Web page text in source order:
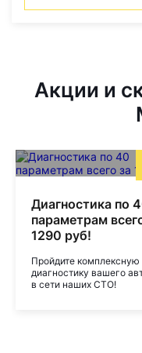
Акции и
Диагностика по
параметрам
1290 руб!
Пройдите комплексную
диагностику вашего
в сети наших СТО!